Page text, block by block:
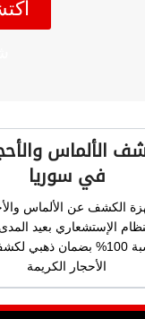
الألماس
في سوريا
الكشف عن الألماس
الإستشعاري بعيد
اجهزة أصلية بنسبة 100%
الأحجار الكريمة